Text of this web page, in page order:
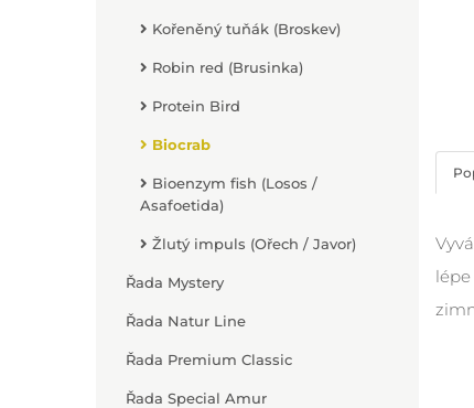
Kořeněný tuňák (Broskev)
Robin red (Brusinka)
Protein Bird
Biocrab
Bioenzym fish (Losos /
Asafoetida)
Žlutý impuls (Ořech / Javor)
Řada Mystery
Řada Natur Line
Řada Premium Classic
Řada Special Amur